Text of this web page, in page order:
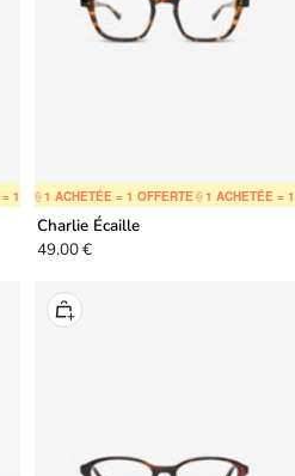
🍦1 ACHETÉE = 1 OFFERTE🍦1
🍦 1 ACHETÉE = 1 OFFERTE🍦1 ACHETÉE = 1
Charlie Écaille
Prix
vente
49.00 €
Ajouter